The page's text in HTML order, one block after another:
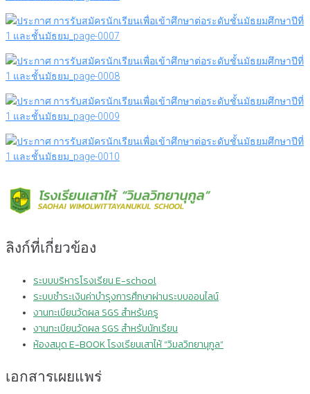
ลิงก์ที่เกี่ยวข้อง
ระบบบริหารโรงเรียน E-school
ระบบชำระเงินค่าบำรุงการศึกษาผ่านระบบออนไลน์
งานทะเบียนวัดผล SGS สำหรับครู
งานทะเบียนวัดผล SGS สำหรับนักเรียน
ห้องสมุด E-BOOK โรงเรียนเสาไห้ “วิมลวิทยานุกูล”
เอกสารเผยแพร่